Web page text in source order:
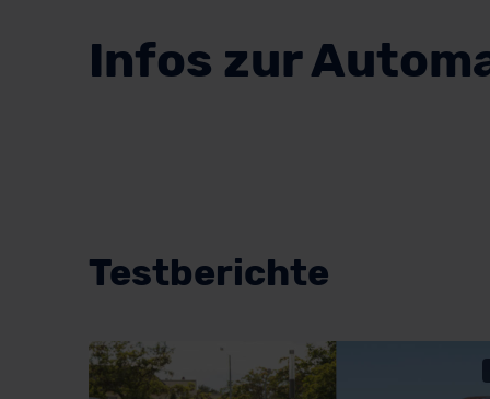
Infos zur
Testberichte